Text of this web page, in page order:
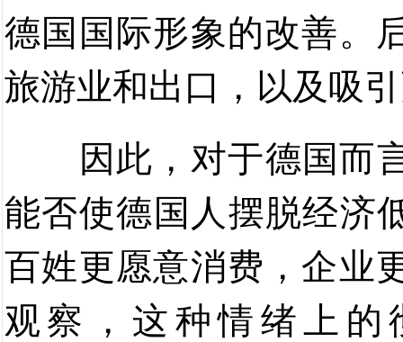
德国国际形象的改善。
旅游业和出口，以及吸
因此，对于德国而
能否使德国人摆脱经济
百姓更愿意消费，企业
观察，这种情绪上